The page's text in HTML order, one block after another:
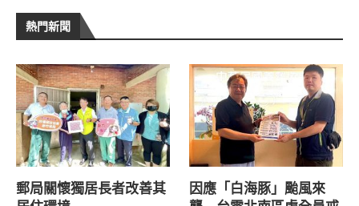
熱門新聞
郵局關懷獨居長者改善其
因應「白海豚」颱風來